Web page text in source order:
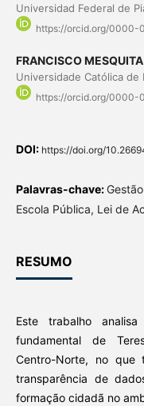
Universidad Federal de
https://orcid.org/
FRANCISCO
Universidade Católica de
https://orcid.org/
DOI: https://doi.org/
Palavras-chave:
Escola Pública, Lei de
RESUMO
Este trabalho
fundamental de
Centro-Norte, no que
transparência de
formação cidadã no